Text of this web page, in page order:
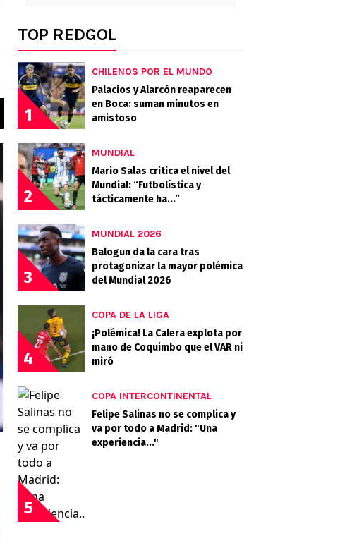
TOP REDGOL
1
CHILENOS POR EL MUNDO
Palacios y Alarcón reaparecen
en Boca: suman minutos en
amistoso
2
MUNDIAL
Mario Salas critica el nivel del
Mundial: “Futbolística y
tácticamente ha...”
3
MUNDIAL 2026
Balogun da la cara tras
protagonizar la mayor polémica
del Mundial 2026
4
COPA DE LA LIGA
¡Polémica! La Calera explota por
mano de Coquimbo que el VAR ni
miró
5
COPA INTERCONTINENTAL
Felipe Salinas no se complica y
va por todo a Madrid: "Una
experiencia..."